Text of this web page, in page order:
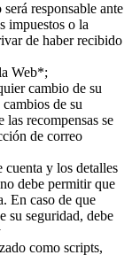
responsable ante
impuestos o la
de haber recibido
Web*;
cambio de su
de su
recompensas se
de correo
cuenta y los detalles
debe permitir que
En caso de que
su seguridad, debe
como scripts,